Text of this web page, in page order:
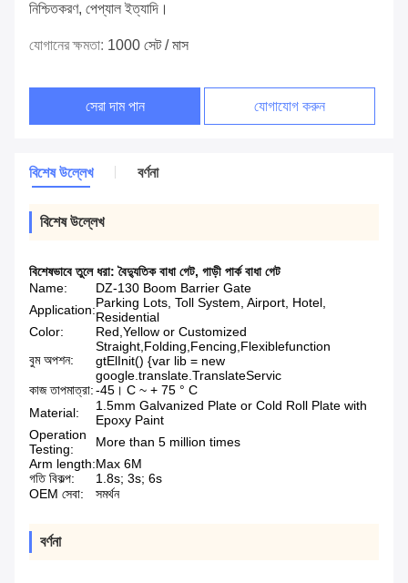
নিশ্চিতকরণ, পেপ্যাল ​​ইত্যাদি।
যোগানের ক্ষমতা: 1000 সেট / মাস
সেরা দাম পান যোগাযোগ করুন
বিশেষ উল্লেখ বর্ণনা
বিশেষ উল্লেখ
বিশেষভাবে তুলে ধরা:বৈদ্যুতিক বাধা গেট, গাড়ী পার্ক বাধা গেট
Name:
DZ-130 Boom Barrier Gate
Application:Parking Lots, Toll System, Airport, Hotel,
Residential
Color:
Red,Yellow or Customized
বুম অপশন:
Straight,Folding,Fencing,Flexiblefunction
gtElInit() {var lib = new
google.translate.TranslateServic
কাজ তাপমাত্রা:-45। C ~ + 75 ° C
Material:
1.5mm Galvanized Plate or Cold Roll Plate with
Epoxy Paint
Operation
Testing:
More than 5 million times
Arm length:Max 6M
গতি বিকল্প:
1.8s; 3s; 6s
OEM সেবা:
সমর্থন
বর্ণনা